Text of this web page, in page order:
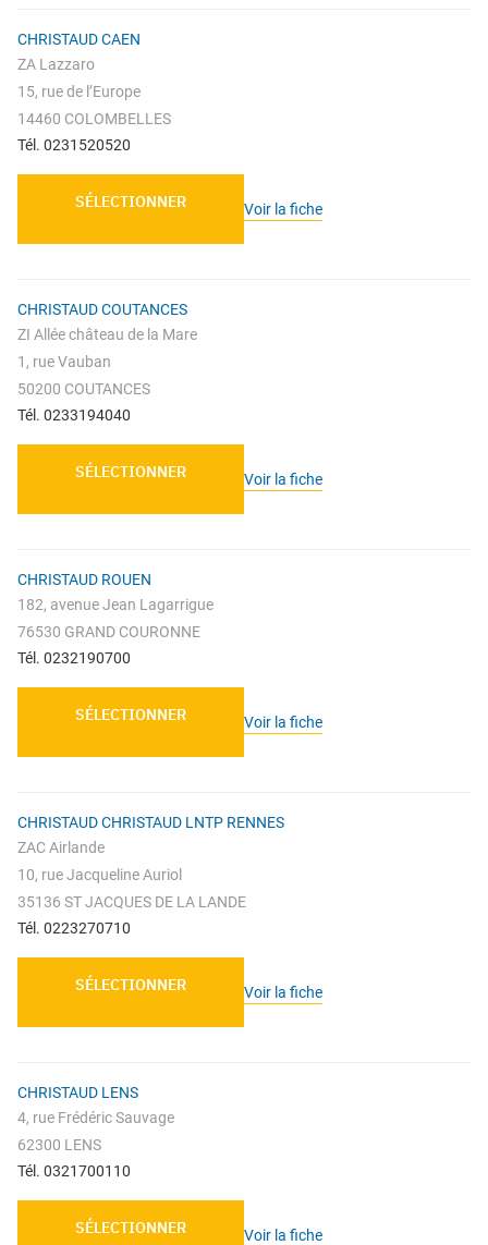
CHRISTAUD CAEN
ZA Lazzaro
15, rue de l’Europe
14460 COLOMBELLES
Tél. 0231520520
SÉLECTIONNER Voir la fiche
CHRISTAUD COUTANCES
ZI Allée château de la Mare
1, rue Vauban
50200 COUTANCES
Tél. 0233194040
SÉLECTIONNER Voir la fiche
CHRISTAUD ROUEN
182, avenue Jean Lagarrigue
76530 GRAND COURONNE
Tél. 0232190700
SÉLECTIONNER Voir la fiche
CHRISTAUD CHRISTAUD LNTP RENNES
ZAC Airlande
10, rue Jacqueline Auriol
35136 ST JACQUES DE LA LANDE
Tél. 0223270710
SÉLECTIONNER Voir la fiche
CHRISTAUD LENS
4, rue Frédéric Sauvage
62300 LENS
Tél. 0321700110
SÉLECTIONNER Voir la fiche